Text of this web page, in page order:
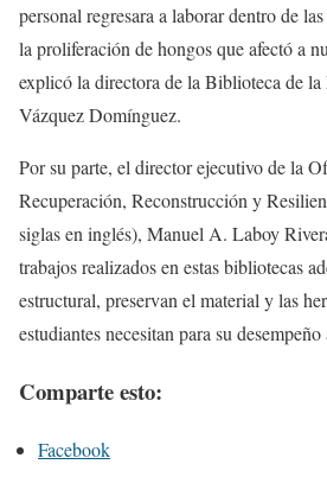
personal regresara a laborar dentro de
la proliferación de hongos que afectó a
explicó la directora de la Biblioteca de
Vázquez Domínguez.
Por su parte, el director ejecutivo de la
Recuperación, Reconstrucción y
siglas en inglés), Manuel A. Laboy
trabajos realizados en estas bibliotecas
estructural, preservan el material y las
estudiantes necesitan para su
Comparte esto:
Facebook